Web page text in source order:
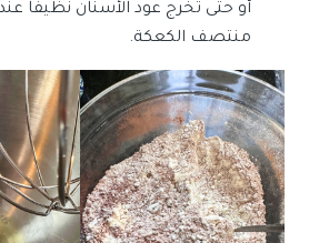
أو حتى تخرج عود الأسنان نظيفًا
منتصف الكعكة.